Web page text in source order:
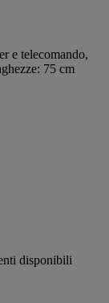
e telecomando,
75 cm
disponibili